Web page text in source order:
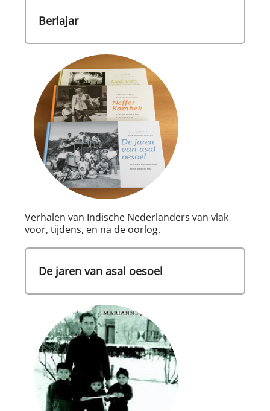
Berlajar
Verhalen van Indische Nederlanders van vlak
voor, tijdens, en na de oorlog.
De jaren van asal oesoel